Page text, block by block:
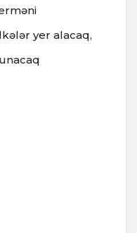
yer alacaq,